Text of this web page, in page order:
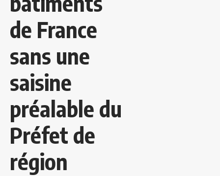
de France
sans une
saisine
préalable du
Préfet de
région